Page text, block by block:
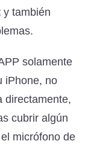
y también
solamente
iPhone, no
directamente,
cubrir algún
micrófono de